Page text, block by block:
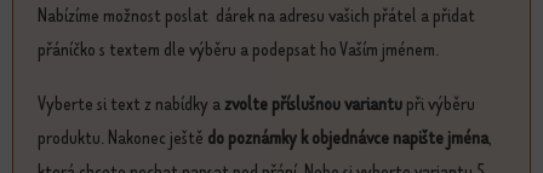
Nabízíme možnost poslat dárek na adresu vašich přátel a přidat
přáníčko s textem dle výběru a podepsat ho Vaším jménem.
Vyberte si text z nabídky azvolte příslušnou variantupři výběru
produktu. Nakonec ještě do poznámky k objednávce napište jména,